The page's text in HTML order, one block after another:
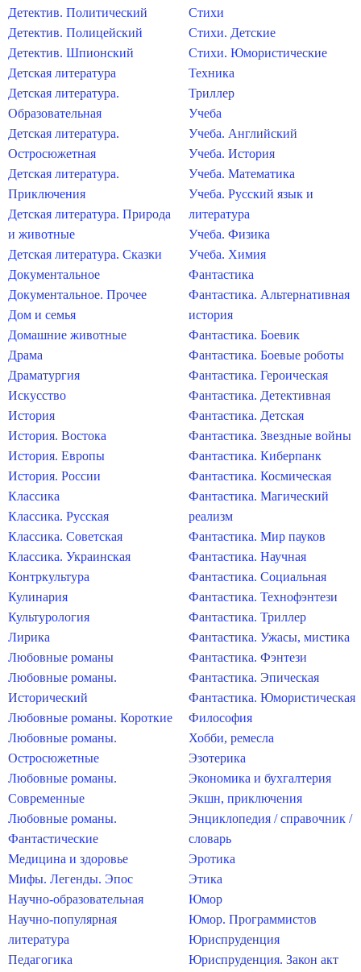
Детектив. Политический
Детектив. Полицейский
Детектив. Шпионский
Детская литература
Детская литература.
Образовательная
Детская литература.
Остросюжетная
Детская литература.
Приключения
Детская литература. Природа
и животные
Детская литература. Сказки
Документальное
Документальное. Прочее
Дом и семья
Домашние животные
Драма
Драматургия
Искусство
История
История. Востока
История. Европы
История. России
Классика
Классика. Русская
Классика. Советская
Классика. Украинская
Контркультура
Кулинария
Культурология
Лирика
Любовные романы
Любовные романы.
Исторический
Любовные романы. Короткие
Любовные романы.
Остросюжетные
Любовные романы.
Современные
Любовные романы.
Фантастические
Медицина и здоровье
Мифы. Легенды. Эпос
Научно-образовательная
Научно-популярная
литература
Педагогика
Стихи
Стихи. Детские
Стихи. Юмористические
Техника
Триллер
Учеба
Учеба. Английский
Учеба. История
Учеба. Математика
Учеба. Русский язык и
литература
Учеба. Физика
Учеба. Химия
Фантастика
Фантастика. Альтернативная
история
Фантастика. Боевик
Фантастика. Боевые роботы
Фантастика. Героическая
Фантастика. Детективная
Фантастика. Детская
Фантастика. Звездные войны
Фантастика. Киберпанк
Фантастика. Космическая
Фантастика. Магический
реализм
Фантастика. Мир пауков
Фантастика. Научная
Фантастика. Социальная
Фантастика. Технофэнтези
Фантастика. Триллер
Фантастика. Ужасы, мистика
Фантастика. Фэнтези
Фантастика. Эпическая
Фантастика. Юмористическая
Философия
Хобби, ремесла
Эзотерика
Экономика и бухгалтерия
Экшн, приключения
Энциклопедия / справочник /
словарь
Эротика
Этика
Юмор
Юмор. Программистов
Юриспруденция
Юриспруденция. Закон акт